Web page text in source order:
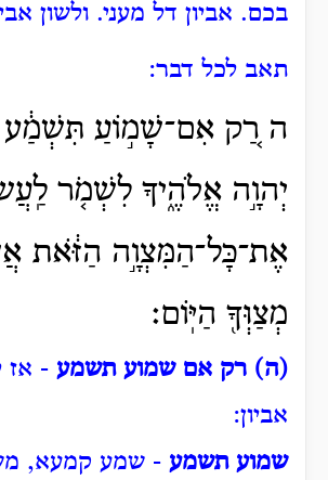
בכם. אביון דל מעני. ולשון
תאב לכל דבר:
ה רַ֚ק אִם־שָׁמ֣וֹעַ תִּשְׁמַ֔ע
יְהוָ֣ה אֱלֹהֶ֑יךָ לִשְׁמֹ֤ר
אֶת־כָּל־הַמִּצְוָ֣ה הַזֹּ֔את
מְצַוְּךָ֖ הַיּֽוֹם׃
(ה) רק אם שמוע תשמע - אז
אביון:
שמוע תשמע - שמע קמעא,